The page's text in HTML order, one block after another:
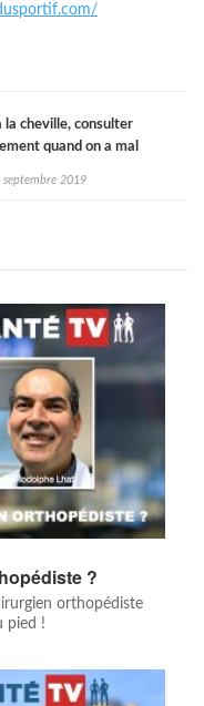
la cheville, consulter
quand on a mal
septembre 2019
?
orthopédiste
pied !